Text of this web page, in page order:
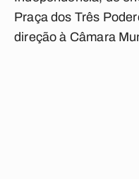
Praça dos Três
direção à Câmara